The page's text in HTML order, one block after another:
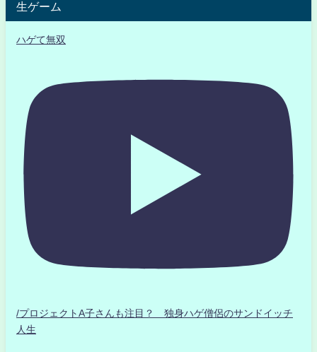
生ゲーム
ハゲて無双
/プロジェクトA子さんも注目？ 独身ハゲ僧侶のサンドイッチ
人生